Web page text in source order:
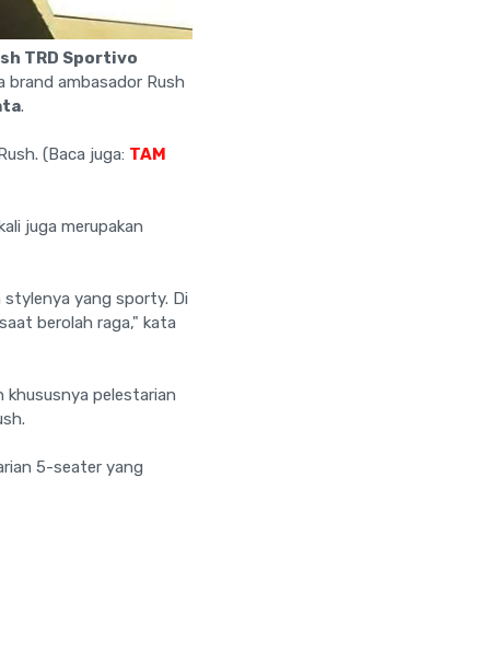
TRD Sportivo
brand ambasador Rush
.
(Baca juga: TAM
juga merupakan
stylenya yang sporty. Di
berolah raga," kata
khususnya pelestarian
5-seater yang